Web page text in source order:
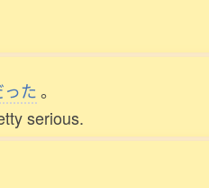
った。
serious.